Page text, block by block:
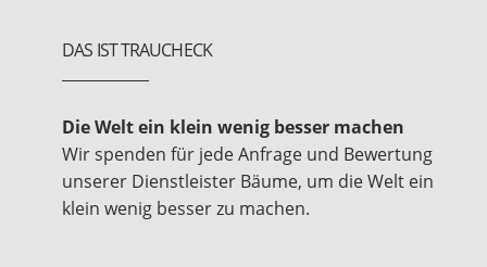
DAS IST TRAUCHECK
Die Welt ein klein wenig besser machen
Wir spenden für jede Anfrage und Bewertung
unserer Dienstleister Bäume, um die Welt ein
klein wenig besser zu machen.